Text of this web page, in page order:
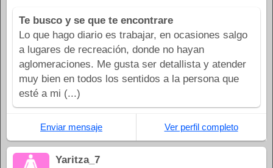
Te busco y se que te encontrare
Lo que hago diario es trabajar, en ocasiones salgo
a lugares de recreación, donde no hayan
aglomeraciones. Me gusta ser detallista y atender
muy bien en todos los sentidos a la persona que
esté a mi (...)
Enviar mensaje Ver perfil completo
Yaritza_7